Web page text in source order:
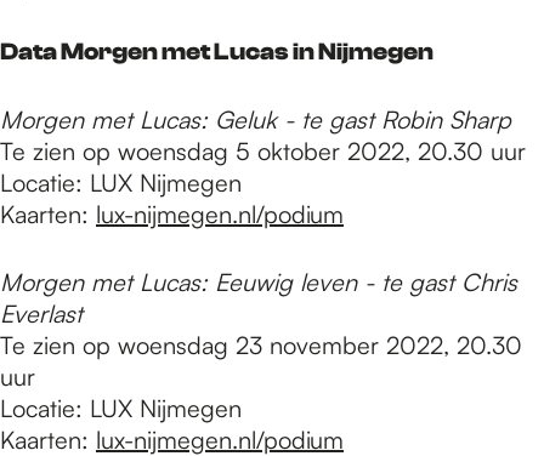
Data Morgen met Lucas in Nijmegen
Morgen met Lucas: Geluk - te gast Robin Sharp
Te zien op woensdag 5 oktober 2022, 20.30 uur
Locatie: LUX Nijmegen
Kaarten: lux-nijmegen.nl/podium
Morgen met Lucas: Eeuwig leven - te gast Chris
Everlast
Te zien op woensdag 23 november 2022, 20.30
uur
Locatie: LUX Nijmegen
Kaarten: lux-nijmegen.nl/podium